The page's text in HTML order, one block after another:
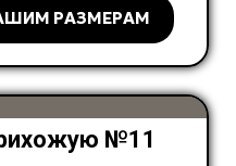
РАЗМЕРАМ
№11